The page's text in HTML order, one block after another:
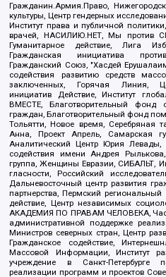
Гражданин.Армия.Право,
культуры, Центр гендерных
Институт права и публичной
врачей, НАСИЛИЮ.НЕТ, Мы против
Гуманитарное действие, Лига
Гражданская инициатива
Гражданский Союз, "Хасдей
содействия развитию средств
заключенных, Горячая Линия,
инициатив Действие, Институт
ВМЕСТЕ, Благотворительный
граждан, Благотворительный фонд
Тольятти, Новое время, Серебряная
Анна, Проект Апрель, Самарская
Аналитический Центр Юрия Левады,
содействия имени Андрея
группа, Женщины Евразии, СИБАЛЬТ,
гласности, Российский
Дальневосточный центр развития
партнерства, Пермский
действие, Центр независимых
АКАДЕМИЯ ПО ПРАВАМ ЧЕЛОВЕКА,
административной поддержке
Министров северных стран, Центр
Гражданское содействие,
Массовой Информации, Институт
учреждение в Санкт-Петербурге
реализации программ и проектов